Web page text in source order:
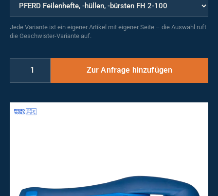
Jede Variante ist ein eigener Artikel mit eigener Seite – die Auswahl ruft
die Geschwister-Variante auf.